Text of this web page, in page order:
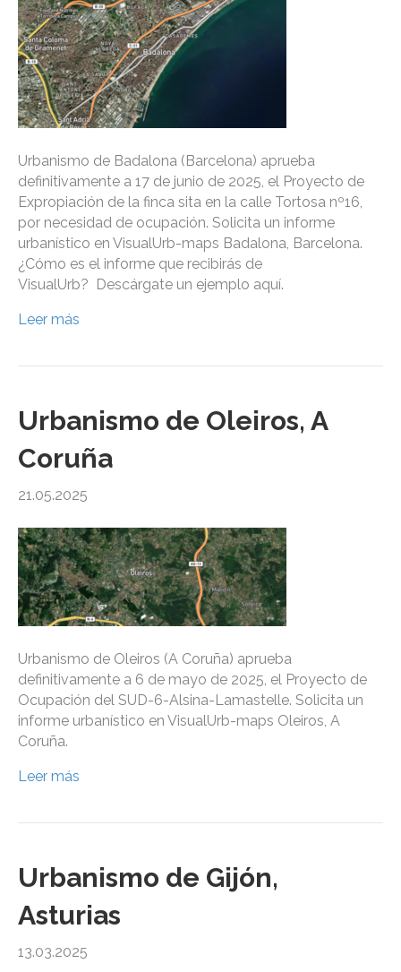
Urbanismo de Badalona (Barcelona) aprueba
definitivamente a 17 de junio de 2025, el Proyecto de
Expropiación de la finca sita en la calle Tortosa nº16,
por necesidad de ocupación. Solicita un informe
urbanístico en VisualUrb-maps Badalona, Barcelona.
¿Cómo es el informe que recibirás de
VisualUrb? Descárgate un ejemplo aquí.
Leer más
Urbanismo de Oleiros, A
Coruña
21.05.2025
Urbanismo de Oleiros (A Coruña) aprueba
definitivamente a 6 de mayo de 2025, el Proyecto de
Ocupación del SUD-6-Alsina-Lamastelle. Solicita un
informe urbanístico en VisualUrb-maps Oleiros, A
Coruña.
Leer más
Urbanismo de Gijón,
Asturias
13.03.2025